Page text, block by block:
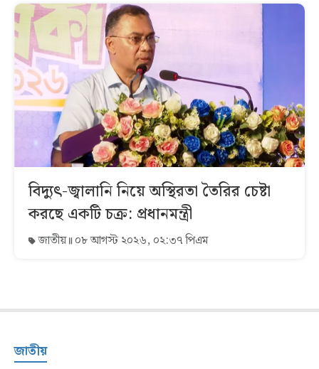
বিদ্যুৎ-জ্বালানি নিয়ে অস্থিরতা তৈরির চেষ্টা
করছে একটি চক্র: প্রধানমন্ত্রী
জাতীয় ০৮ আগস্ট ২০২৬, ০২:৩৭ পিএম
জাতীয়